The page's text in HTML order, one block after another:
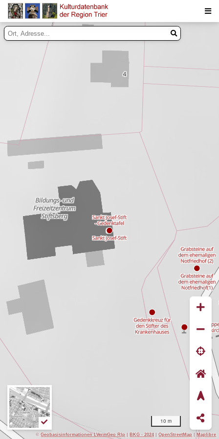
10 m
Suche
©Geobasisinformationen LVermGeo Rlp |BKG - 2024 |OpenStreetMap |Maplibre